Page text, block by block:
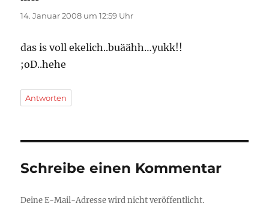
14. Januar 2008 um 12:59 Uhr
das is voll ekelich..buäähh…yukk!!
;oD..hehe
Antworten
Schreibe einen Kommentar
Deine E-Mail-Adresse wird nicht veröffentlicht.